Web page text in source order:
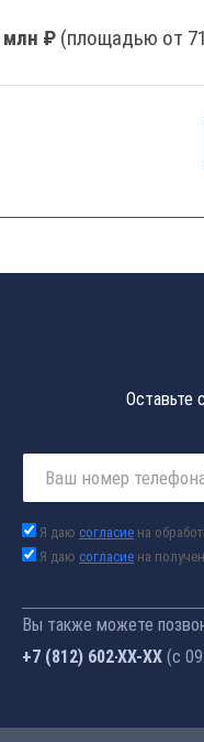
млн ₽ (площадью от
Оставьте
Я даю согласие на
Я даю согласие на
Вы также можете
+7 (812) 602-44-77 (с